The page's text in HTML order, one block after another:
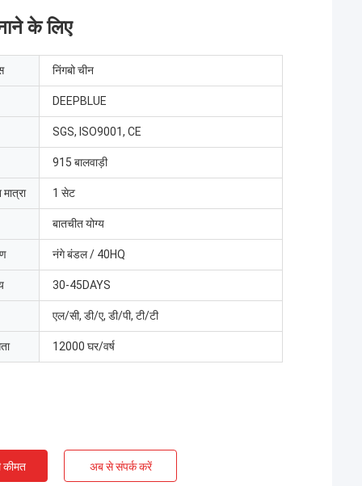
के लिए
निंगबो चीन
DEEPBLUE
SGS, ISO9001, CE
915 बालवाड़ी
1 सेट
बातचीत योग्य
नंगे बंडल / 40HQ
30-45DAYS
एल/सी, डी/ए, डी/पी, टी/टी
12000 घर/वर्ष
कीमत अब से संपर्क करें